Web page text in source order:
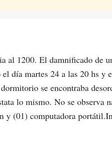
1200. El damnificado de
día martes 24 a las 20 hs y
se encontraba
lo mismo. No se observa
y (01) computadora